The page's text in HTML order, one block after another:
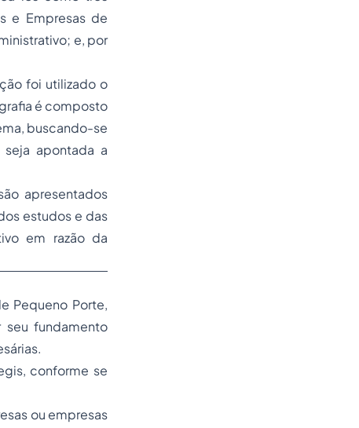
e Empresas de
e, por
foi utilizado o
é composto
buscando-se
apontada a
apresentados
estudos e das
em razão da
Pequeno Porte,
fundamento
conforme se
ou empresas